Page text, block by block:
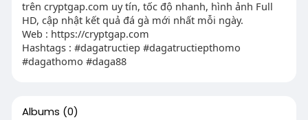
trên cryptgap.com uy tín, tốc độ nhanh, hình ảnh Full
HD, cập nhật kết quả đá gà mới nhất mỗi ngày.
Web : https://cryptgap.com
Hashtags : #dagatructiep #dagatructiepthomo
#dagathomo #daga88
Albums (0)